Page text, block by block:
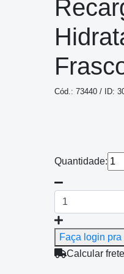
Cód.: 73440 / ID:
Quantidade:
Faça login
Calcular frete